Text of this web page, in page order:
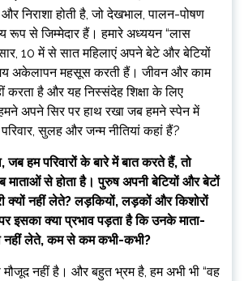
निराशा होती है, जो देखभाल, पालन-पोषण
रूप से जिम्मेदार हैं। हमारे अध्ययन “लास
10 में से सात महिलाएं अपने बेटे और बेटियों
अकेलापन महसूस करती हैं। जीवन और काम
करता है और यह निस्संदेह शिक्षा के लिए
अपने सिर पर हाथ रखा जब हमने स्पेन में
सुलह और जन्म नीतियां कहां हैं?
हम परिवारों के बारे में बात करते हैं, तो
माताओं से होता है। पुरुष अपनी बेटियों और बेटों
क्यों नहीं लेते? लड़कियों, लड़कों और किशोरों
पर इसका क्या प्रभाव पड़ता है कि उनके माता-
नहीं लेते, कम से कम कभी-कभी?
मौजूद नहीं है। और बहुत भ्रम है, हम अभी भी “वह